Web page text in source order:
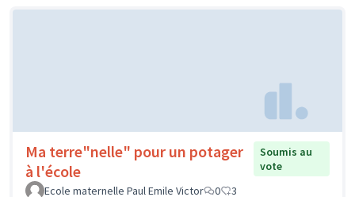
Ma terre"nelle" pour un potager
à l'école
Soumis au
vote
Ecole maternelle Paul Emile Victor
0 3